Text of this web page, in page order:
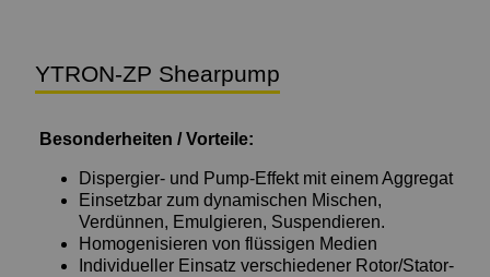
YTRON-ZP Shearpump
Besonderheiten / Vorteile:
Dispergier- und Pump-Effekt mit einem Aggregat
Einsetzbar zum dynamischen Mischen,
Verdünnen, Emulgieren, Suspendieren.
Homogenisieren von flüssigen Medien
Individueller Einsatz verschiedener Rotor/Stator-